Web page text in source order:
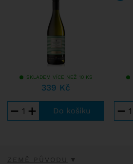
SKLADEM VÍCE NEŽ 10 KS
339 Kč
− + −
ZEMĚ PŮVODU